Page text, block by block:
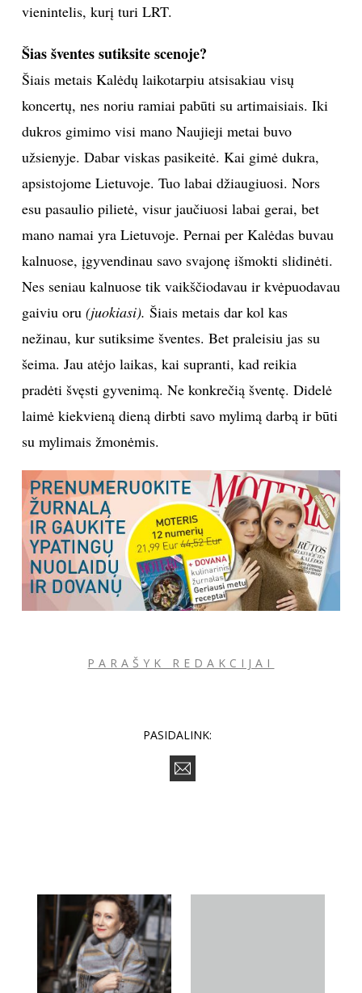
vienintelis, kurį turi LRT.
Šias šventes sutiksite scenoje?
Šiais metais Kalėdų laikotarpiu atsisakiau visų
koncertų, nes noriu ramiai pabūti su artimaisiais. Iki
dukros gimimo visi mano Naujieji metai buvo
užsienyje. Dabar viskas pasikeitė. Kai gimė dukra,
apsistojome Lietuvoje. Tuo labai džiaugiuosi. Nors
esu pasaulio pilietė, visur jaučiuosi labai gerai, bet
mano namai yra Lietuvoje. Pernai per Kalėdas buvau
kalnuose, įgyvendinau savo svajonę išmokti slidinėti.
Nes seniau kalnuose tik vaikščiodavau ir kvėpuodavau
gaiviu oru (juokiasi). Šiais metais dar kol kas
nežinau, kur sutiksime šventes. Bet praleisiu jas su
šeima. Jau atėjo laikas, kai supranti, kad reikia
pradėti švęsti gyvenimą. Ne konkrečią šventę. Didelė
laimė kiekvieną dieną dirbti savo mylimą darbą ir būti
su mylimais žmonėmis.
PARAŠYK REDAKCIJAI
PASIDALINK: